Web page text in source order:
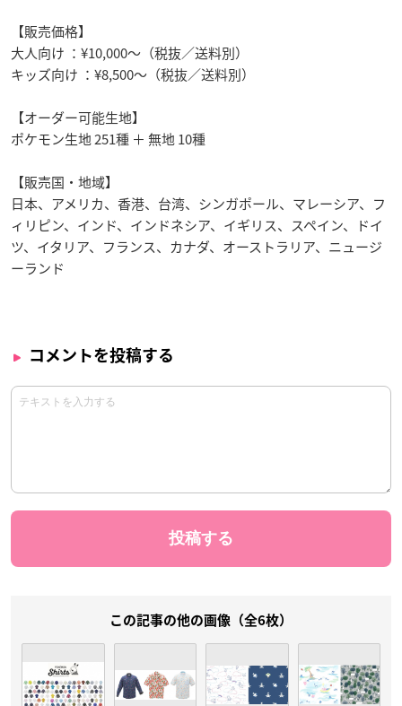
【販売価格】
大人向け ：¥10,000～（税抜／送料別）
キッズ向け ：¥8,500～（税抜／送料別）
【オーダー可能生地】
ポケモン生地 251種 ＋ 無地 10種
【販売国・地域】
日本、アメリカ、香港、台湾、シンガポール、マレーシア、フ
ィリピン、インド、インドネシア、イギリス、スペイン、ドイ
ツ、イタリア、フランス、カナダ、オーストラリア、ニュージ
ーランド
コメントを投稿する
この記事の他の画像（全6枚）